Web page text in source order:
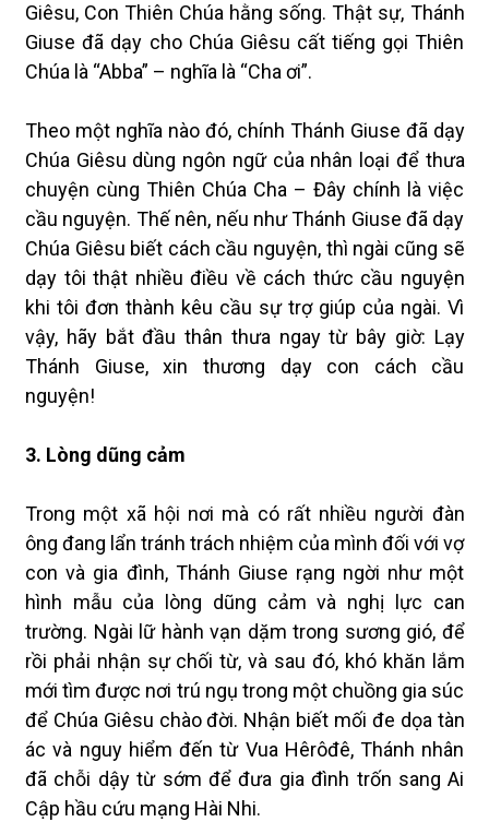
Giêsu, Con Thiên Chúa hằng sống. Thật sự, Thánh
Giuse đã dạy cho Chúa Giêsu cất tiếng gọi Thiên
Chúa là “Abba” – nghĩa là “Cha ơi”.
Theo một nghĩa nào đó, chính Thánh Giuse đã dạy
Chúa Giêsu dùng ngôn ngữ của nhân loại để thưa
chuyện cùng Thiên Chúa Cha – Đây chính là việc
cầu nguyện. Thế nên, nếu như Thánh Giuse đã dạy
Chúa Giêsu biết cách cầu nguyện, thì ngài cũng sẽ
dạy tôi thật nhiều điều về cách thức cầu nguyện
khi tôi đơn thành kêu cầu sự trợ giúp của ngài. Vì
vậy, hãy bắt đầu thân thưa ngay từ bây giờ: Lạy
Thánh Giuse, xin thương dạy con cách cầu
nguyện!
3. Lòng dũng cảm
Trong một xã hội nơi mà có rất nhiều người đàn
ông đang lẩn tránh trách nhiệm của mình đối với vợ
con và gia đình, Thánh Giuse rạng ngời như một
hình mẫu của lòng dũng cảm và nghị lực can
trường. Ngài lữ hành vạn dặm trong sương gió, để
rồi phải nhận sự chối từ, và sau đó, khó khăn lắm
mới tìm được nơi trú ngụ trong một chuồng gia súc
để Chúa Giêsu chào đời. Nhận biết mối đe dọa tàn
ác và nguy hiểm đến từ Vua Hêrôđê, Thánh nhân
đã chỗi dậy từ sớm để đưa gia đình trốn sang Ai
Cập hầu cứu mạng Hài Nhi.